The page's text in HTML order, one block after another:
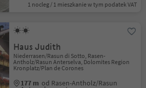
1 nocleg / 1 mieszkanie w tym podatek VAT
Haus Judith
Niederrasen/Rasun di Sotto, Rasen-
Antholz/Rasun Anterselva, Dolomites Region
Kronplatz/Plan de Corones
177 m od Rasen-Antholz/Rasun